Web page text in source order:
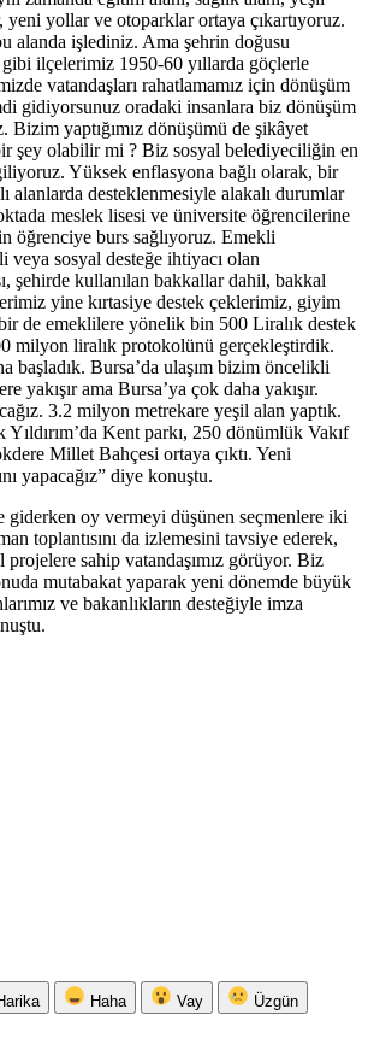
yeni yollar ve otoparklar ortaya çıkartıyoruz.
alanda işlediniz. Ama şehrin doğusu
gibi ilçelerimiz 1950-60 yıllarda göçlerle
vatandaşları rahatlamamız için dönüşüm
gidiyorsunuz oradaki insanlara biz dönüşüm
Bizim yaptığımız dönüşümü de şikâyet
şey olabilir mi ? Biz sosyal belediyeciliğin en
Yüksek enflasyona bağlı olarak, bir
alanlarda desteklenmesiyle alakalı durumlar
meslek lisesi ve üniversite öğrencilerine
öğrenciye burs sağlıyoruz. Emekli
veya sosyal desteğe ihtiyacı olan
şehirde kullanılan bakkallar dahil, bakkal
yine kırtasiye destek çeklerimiz, giyim
de emeklilere yönelik bin 500 Liralık destek
milyon liralık protokolünü gerçekleştirdik.
başladık. Bursa’da ulaşım bizim öncelikli
yakışır ama Bursa’ya çok daha yakışır.
3.2 milyon metrekare yeşil alan yaptık.
Kent parkı, 250 dönümlük Vakıf
Millet Bahçesi ortaya çıktı. Yeni
yapacağız” diye konuştu.
giderken oy vermeyi düşünen seçmenlere iki
toplantısını da izlemesini tavsiye ederek,
sahip vatandaşımız görüyor. Biz
mutabakat yaparak yeni dönemde büyük
ve bakanlıkların desteğiyle imza
Haha Vay Üzgün